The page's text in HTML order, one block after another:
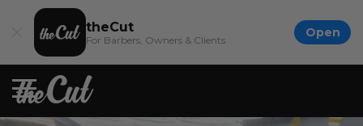
theCut
For Barbers, Owners & Clients Open